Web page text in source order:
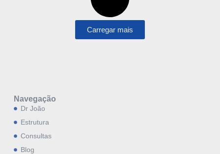
Carregar mais
Navegação
Dr João
Estrutura
Consultas
Blog